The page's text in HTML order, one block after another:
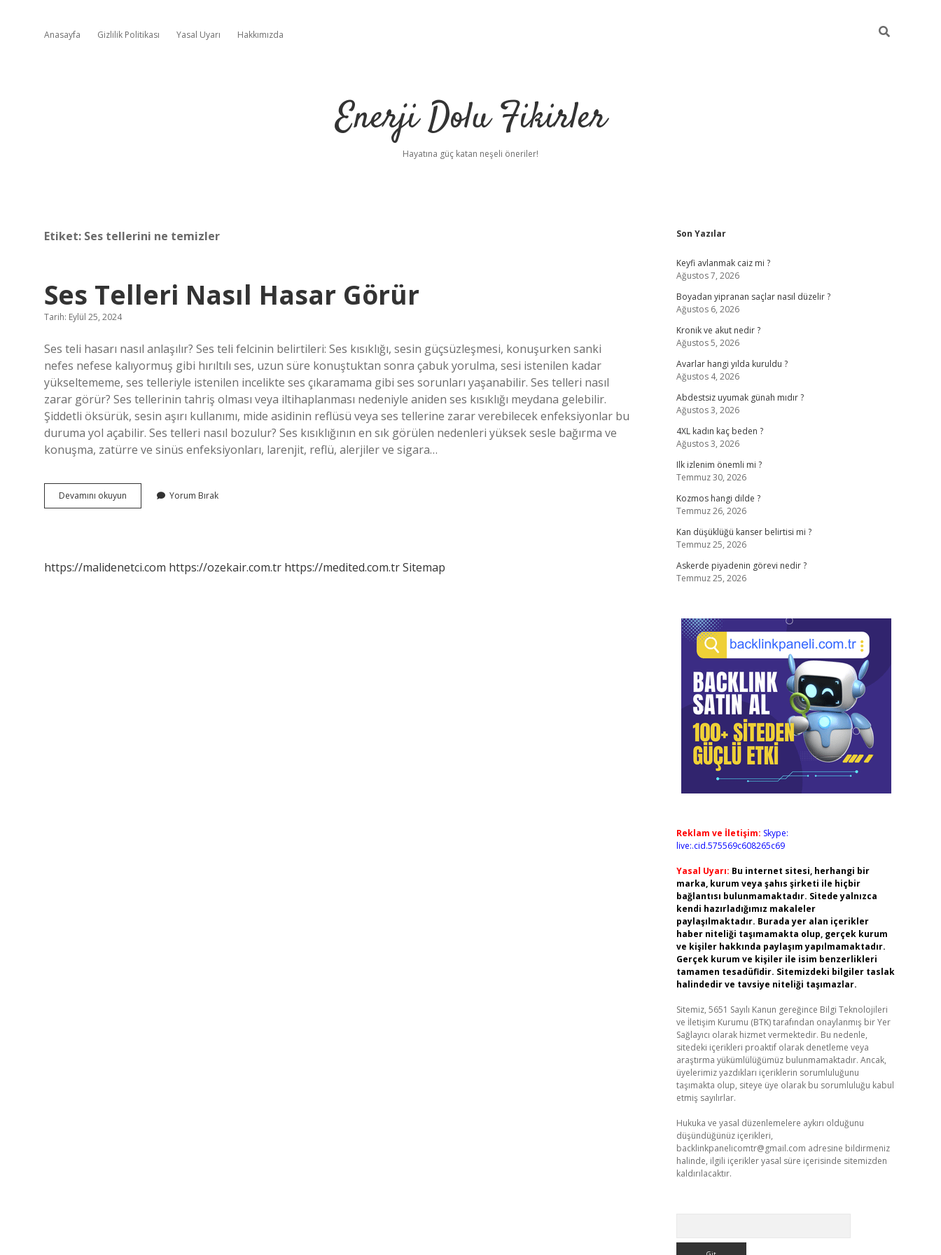
Anasayfa Gizlilik Politikası Yasal Uyarı Hakkımızda
Enerji Dolu Fikirler
Hayatına güç katan neşeli öneriler!
Etiket: Ses tellerini ne temizler
Ses Telleri Nasıl Hasar Görür
Tarih: Eylül 25, 2024
Ses teli hasarı nasıl anlaşılır? Ses teli felcinin belirtileri: Ses kısıklığı, sesin güçsüzleşmesi, konuşurken sanki
nefes nefese kalıyormuş gibi hırıltılı ses, uzun süre konuştuktan sonra çabuk yorulma, sesi istenilen kadar
yükseltememe, ses telleriyle istenilen incelikte ses çıkaramama gibi ses sorunları yaşanabilir. Ses telleri nasıl
zarar görür? Ses tellerinin tahriş olması veya iltihaplanması nedeniyle aniden ses kısıklığı meydana gelebilir.
Şiddetli öksürük, sesin aşırı kullanımı, mide asidinin reflüsü veya ses tellerine zarar verebilecek enfeksiyonlar bu
duruma yol açabilir. Ses telleri nasıl bozulur? Ses kısıklığının en sık görülen nedenleri yüksek sesle bağırma ve
konuşma, zatürre ve sinüs enfeksiyonları, larenjit, reflü, alerjiler ve sigara…
Devamını okuyun
Telleri
Yorum Bırak
https://malidenetci.com https://ozekair.com.tr https://medited.com.trSitemap
Sidebar
Son Yazılar
Keyfi avlanmak caiz mi ?
Ağustos 7, 2026
Boyadan yipranan saçlar nasıl düzelir ?
Ağustos 6, 2026
Kronik ve akut nedir ?
Ağustos 5, 2026
Avarlar hangi yılda kuruldu ?
Ağustos 4, 2026
Abdestsiz uyumak günah mıdır ?
Ağustos 3, 2026
4XL kadın kaç beden ?
Ağustos 3, 2026
Ilk izlenim önemli mi ?
Temmuz 30, 2026
Kozmos hangi dilde ?
Temmuz 26, 2026
Kan düşüklüğü kanser belirtisi mi ?
Temmuz 25, 2026
Askerde piyadenin görevi nedir ?
Temmuz 25, 2026
Reklam ve İletişim: Skype:
live:.cid.575569c608265c69
Yasal Uyarı: Bu internet sitesi, herhangi bir
marka, kurum veya şahıs şirketi ile hiçbir
bağlantısı bulunmamaktadır. Sitede yalnızca
kendi hazırladığımız makaleler
paylaşılmaktadır. Burada yer alan içerikler
haber niteliği taşımamakta olup, gerçek kurum
ve kişiler hakkında paylaşım yapılmamaktadır.
Gerçek kurum ve kişiler ile isim benzerlikleri
tamamen tesadüfidir. Sitemizdeki bilgiler taslak
halindedir ve tavsiye niteliği taşımazlar.
Sitemiz, 5651 Sayılı Kanun gereğince Bilgi Teknolojileri
ve İletişim Kurumu (BTK) tarafından onaylanmış bir Yer
Sağlayıcı olarak hizmet vermektedir. Bu nedenle,
sitedeki içerikleri proaktif olarak denetleme veya
araştırma yükümlülüğümüz bulunmamaktadır. Ancak,
üyelerimiz yazdıkları içeriklerin sorumluluğunu
taşımakta olup, siteye üye olarak bu sorumluluğu kabul
etmiş sayılırlar.
Hukuka ve yasal düzenlemelere aykırı olduğunu
düşündüğünüz içerikleri,
backlinkpanelicomtr@gmail.com adresine bildirmeniz
halinde, ilgili içerikler yasal süre içerisinde sitemizden
kaldırılacaktır.